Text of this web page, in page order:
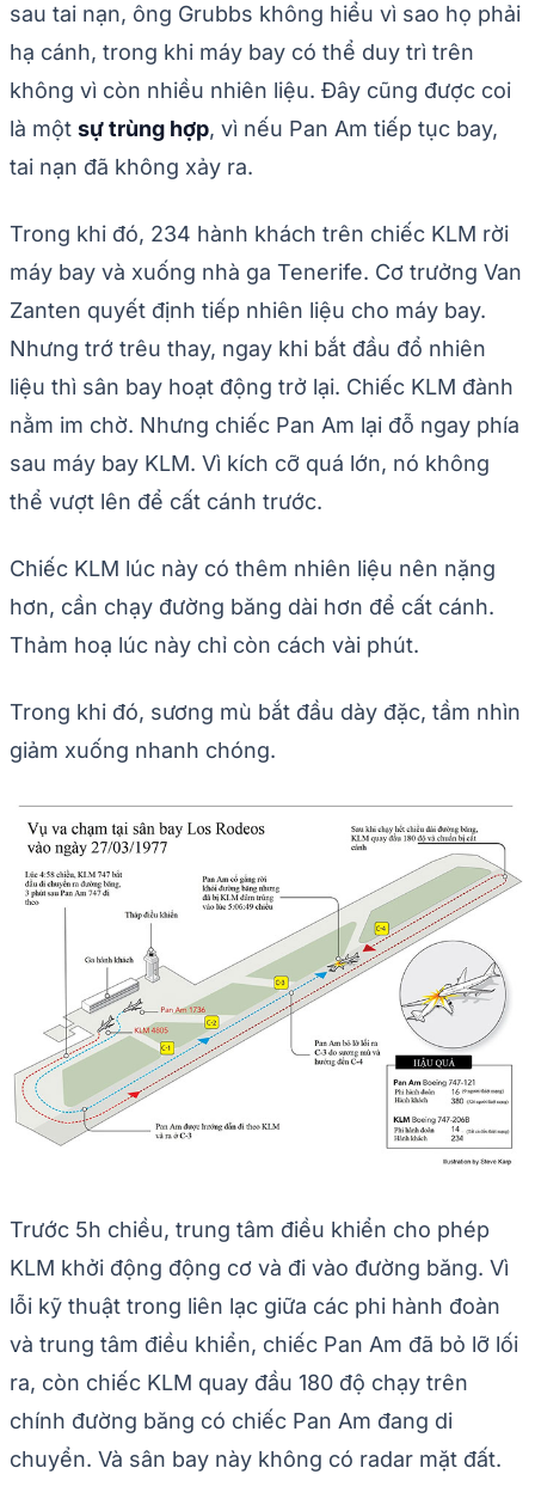
sau tai nạn, ông Grubbs không hiểu vì sao họ phải
hạ cánh, trong khi máy bay có thể duy trì trên
không vì còn nhiều nhiên liệu. Đây cũng được coi
là một sự trùng hợp, vì nếu Pan Am tiếp tục bay,
tai nạn đã không xảy ra.
Trong khi đó, 234 hành khách trên chiếc KLM rời
máy bay và xuống nhà ga Tenerife. Cơ trưởng Van
Zanten quyết định tiếp nhiên liệu cho máy bay.
Nhưng trớ trêu thay, ngay khi bắt đầu đổ nhiên
liệu thì sân bay hoạt động trở lại. Chiếc KLM đành
nằm im chờ. Nhưng chiếc Pan Am lại đỗ ngay phía
sau máy bay KLM. Vì kích cỡ quá lớn, nó không
thể vượt lên để cất cánh trước.
Chiếc KLM lúc này có thêm nhiên liệu nên nặng
hơn, cần chạy đường băng dài hơn để cất cánh.
Thảm hoạ lúc này chỉ còn cách vài phút.
Trong khi đó, sương mù bắt đầu dày đặc, tầm nhìn
giảm xuống nhanh chóng.
Trước 5h chiều, trung tâm điều khiển cho phép
KLM khởi động động cơ và đi vào đường băng. Vì
lỗi kỹ thuật trong liên lạc giữa các phi hành đoàn
và trung tâm điều khiển, chiếc Pan Am đã bỏ lỡ lối
ra, còn chiếc KLM quay đầu 180 độ chạy trên
chính đường băng có chiếc Pan Am đang di
chuyển. Và sân bay này không có radar mặt đất.